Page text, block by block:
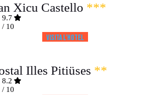
Xicu Castello ***
9.7
/ 10
Visita l’HOTEL
Illes Pitiüses **
8.2
/ 10